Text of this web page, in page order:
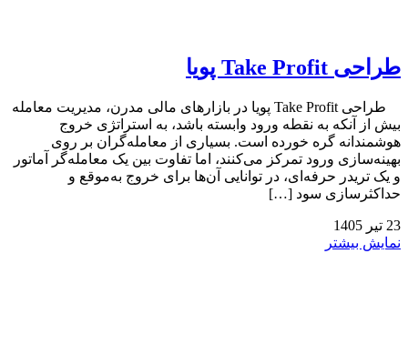
طراحی Take Profit پویا
طراحی Take Profit پویا در بازارهای مالی مدرن، مدیریت معامله
بیش از آنکه به نقطه ورود وابسته باشد، به استراتژی خروج
هوشمندانه گره خورده است. بسیاری از معامله‌گران بر روی
بهینه‌سازی ورود تمرکز می‌کنند، اما تفاوت بین یک معامله‌گر آماتور
و یک تریدر حرفه‌ای، در توانایی آن‌ها برای خروج به‌موقع و
حداکثرسازی سود […]
23 تیر 1405
نمایش بیشتر